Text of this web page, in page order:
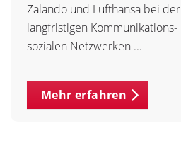
Zalando und Lufthansa bei
langfristigen
sozialen Netzwerken ...
Mehr erfahren